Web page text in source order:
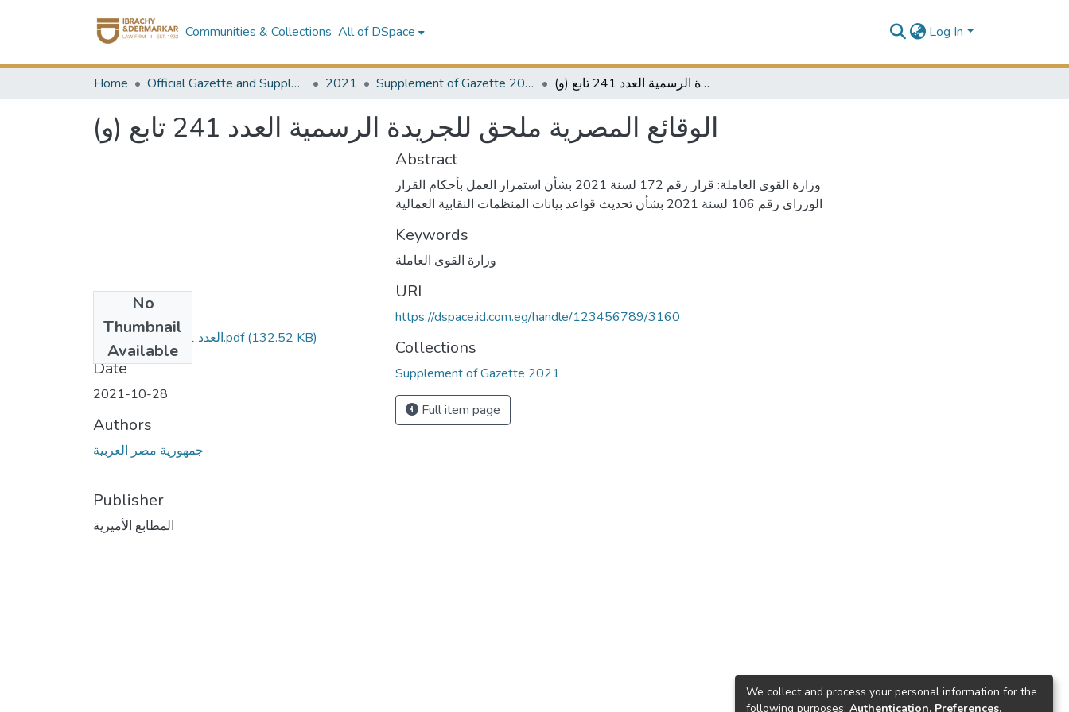
Communities & Collections All of DSpace Log In
Home Official Gazette and Supplement 2021 Supplement of Gazette 2021 الوقائع المصرية ملحق للجريدة الرسمية العدد 241 تابع (و)
الوقائع المصرية ملحق للجريدة الرسمية العدد 241 تابع (و)
No
Thumbnail
Available
العدد 241 تابع و مؤمن.pdf(132.52 KB)
Date
2021-10-28
Authors
جمهورية مصر العربية
Publisher
المطابع الأميرية
Abstract
وزارة القوى العاملة: قرار رقم 172 لسنة 2021 بشأن استمرار العمل بأحكام القرار
الوزراى رقم 106 لسنة 2021 بشأن تحديث قواعد بيانات المنظمات النقابية العمالية
Keywords
وزارة القوى العاملة
URI
https://dspace.id.com.eg/handle/123456789/3160
Collections
Supplement of Gazette 2021
Full item page
We collect and process your personal information for the
following purposes: Authentication, Preferences,